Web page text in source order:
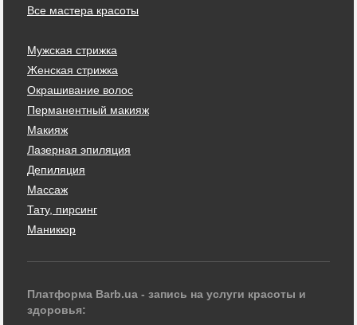
Все мастера красоты
Мужская стрижка
Женская стрижка
Окрашивание волос
Перманентный макияж
Макияж
Лазерная эпиляция
Депиляция
Массаж
Тату, пирсинг
Маникюр
Платформа Barb.ua - запись на услуги красоты и
здоровья: